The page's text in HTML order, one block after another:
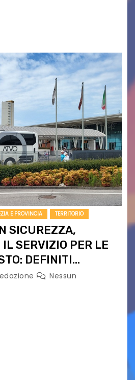
E PROVINCIA TERRITORIO
SICUREZZA,
IL SERVIZIO PER LE
DEFINITI
E ORARIO
Nessun